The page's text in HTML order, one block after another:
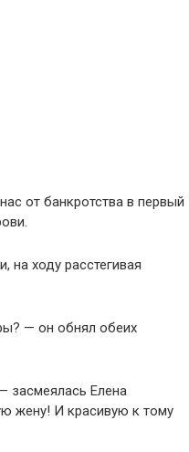
от банкротства в первый
на ходу расстегивая
— он обнял обеих
засмеялась Елена
жену! И красивую к тому